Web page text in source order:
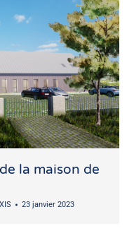
la maison de
23 janvier 2023